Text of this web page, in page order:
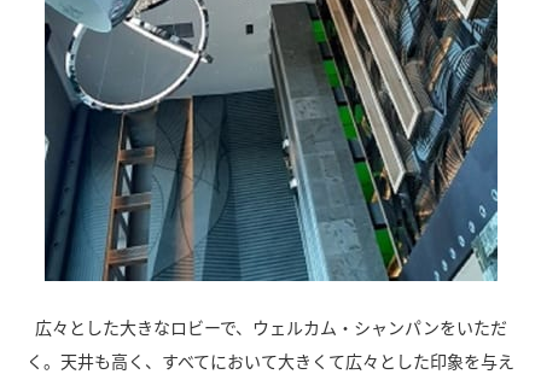
広々とした大きなロビーで、ウェルカム・シャンパンをいただ
く。天井も高く、すべてにおいて大きくて広々とした印象を与え